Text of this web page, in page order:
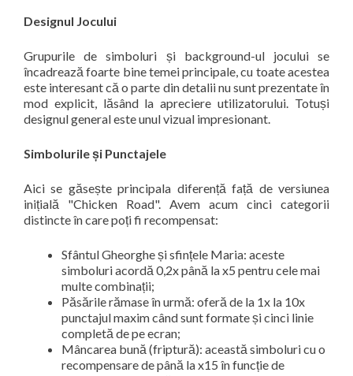
Designul Jocului
Grupurile de simboluri și background-ul jocului se
încadrează foarte bine temei principale, cu toate acestea
este interesant că o parte din detalii nu sunt prezentate în
mod explicit, lăsând la apreciere utilizatorului. Totuși
designul general este unul vizual impresionant.
Simbolurile și Punctajele
Aici se găsește principala diferență față de versiunea
inițială "Chicken Road". Avem acum cinci categorii
distincte în care poți fi recompensat:
Sfântul Gheorghe și sfințele Maria: aceste
simboluri acordă 0,2x până la x5 pentru cele mai
multe combinații;
Păsările rămase în urmă: oferă de la 1x la 10x
punctajul maxim când sunt formate și cinci linie
completă de pe ecran;
Mâncarea bună (friptură): această simboluri cu o
recompensare de până la x15 în funcție de